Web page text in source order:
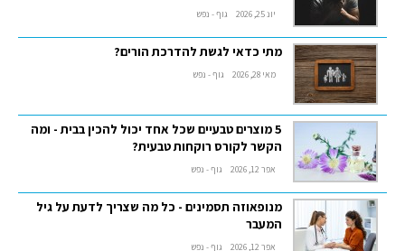
יונ 25, 2026 גוף - נפש
מתי כדאי לגשת להדרכת הורים?
מאי 28, 2026 גוף - נפש
5 מוצרים טבעיים שכל אחד יכול להכין בבית - ומה
הקשר לקורס רוקחות טבעית?
אפר 12, 2026 גוף - נפש
מנופאוזה תסמינים - כל מה שצריך לדעת על גיל
המעבר
אפר 12, 2026 גוף - נפש